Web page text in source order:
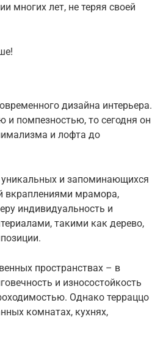
многих лет, не теряя своей
дизайна интерьера.
и помпезностью, то сегодня он
и лофта до
и запоминающихся
вкраплениями мрамора,
индивидуальность и
такими как дерево,
пространствах – в
и износостойкость
Однако терраццо
комнатах, кухнях,